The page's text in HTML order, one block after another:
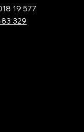
19 577
329